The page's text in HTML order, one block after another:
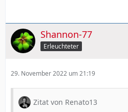
Shannon-77
Erleuchteter
29. November 2022 um 21:19
Zitat von Renato13